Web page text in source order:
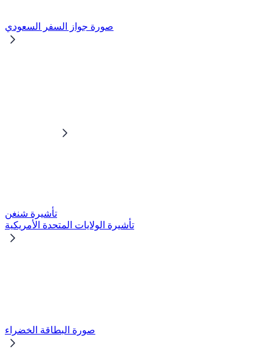
صورة جواز السفر السعودي
تأشيرة شنغن
تأشيرة الولايات المتحدة الأمريكية
صورة البطاقة الخضراء